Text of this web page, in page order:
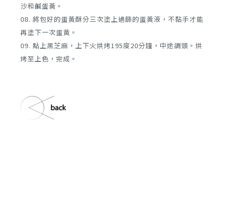
沙和鹹蛋黃。
08. 將包好的蛋黃酥分三次塗上過篩的蛋黃液，不黏手才能
再塗下一次蛋黃。
09. 點上黑芝麻，上下火烘烤195度20分鐘，中途調頭。烘
烤至上色，完成。